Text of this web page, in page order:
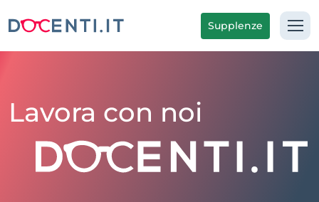
Supplenze
Lavora con noi